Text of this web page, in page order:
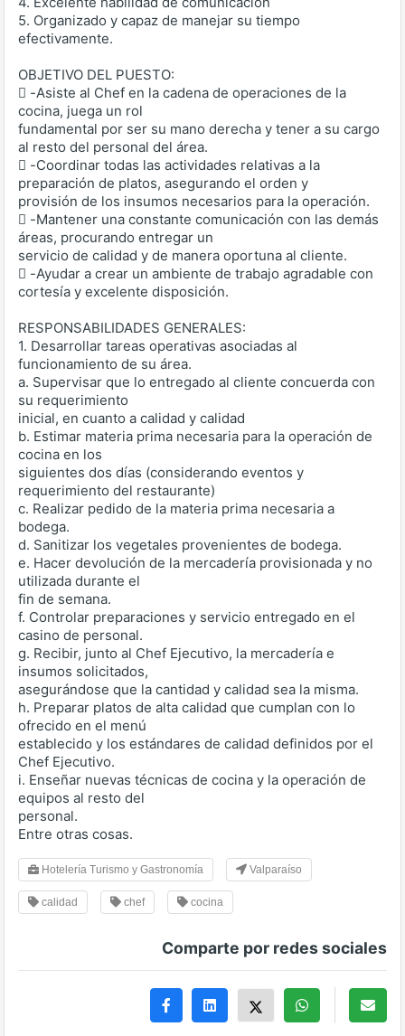
5. Organizado y capaz de manejar su tiempo
efectivamente.
OBJETIVO DEL PUESTO:
 -Asiste al Chef en la cadena de operaciones de la
cocina, juega un rol
fundamental por ser su mano derecha y tener a su cargo
al resto del personal del área.
 -Coordinar todas las actividades relativas a la
preparación de platos, asegurando el orden y
provisión de los insumos necesarios para la operación.
 -Mantener una constante comunicación con las demás
áreas, procurando entregar un
servicio de calidad y de manera oportuna al cliente.
 -Ayudar a crear un ambiente de trabajo agradable con
cortesía y excelente disposición.
RESPONSABILIDADES GENERALES:
1. Desarrollar tareas operativas asociadas al
funcionamiento de su área.
a. Supervisar que lo entregado al cliente concuerda con
su requerimiento
inicial, en cuanto a calidad y calidad
b. Estimar materia prima necesaria para la operación de
cocina en los
siguientes dos días (considerando eventos y
requerimiento del restaurante)
c. Realizar pedido de la materia prima necesaria a
bodega.
d. Sanitizar los vegetales provenientes de bodega.
e. Hacer devolución de la mercadería provisionada y no
utilizada durante el
fin de semana.
f. Controlar preparaciones y servicio entregado en el
casino de personal.
g. Recibir, junto al Chef Ejecutivo, la mercadería e
insumos solicitados,
asegurándose que la cantidad y calidad sea la misma.
h. Preparar platos de alta calidad que cumplan con lo
ofrecido en el menú
establecido y los estándares de calidad definidos por el
Chef Ejecutivo.
i. Enseñar nuevas técnicas de cocina y la operación de
equipos al resto del
personal.
Entre otras cosas.
Hotelería Turismo y Gastronomía Valparaíso
calidad chef cocina
Comparte por redes sociales